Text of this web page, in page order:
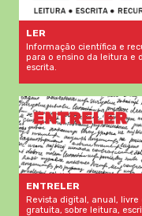
LER
Informação científica e
para o ensino da leitura e
escrita.
ENTRELER
Revista digital, anual, livre
gratuita, sobre leitura,